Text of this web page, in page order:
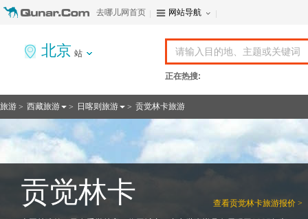
去哪儿网首页 网站导航
北京 站
正在热搜:
旅游 > 西藏旅游 > 日喀则旅游 > 贡觉林卡旅游
查看贡觉林卡旅游报价 >
贡觉林卡